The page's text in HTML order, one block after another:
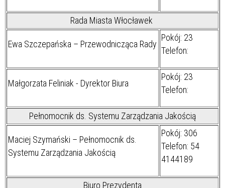
Rada Miasta Włocławek
Ewa Szczepańska – Przewodnicząca Rady
Pokój: 23
Telefon:
Małgorzata Feliniak - Dyrektor Biura
Pokój: 23
Telefon:
Pełnomocnik ds. Systemu Zarządzania Jakością
Maciej Szymański – Pełnomocnik ds.
Systemu Zarządzania Jakością
Pokój: 306
Telefon: 54
4144189
Biuro Prezydenta